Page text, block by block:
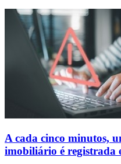
A cada cinco minutos,
imobiliário é registrada